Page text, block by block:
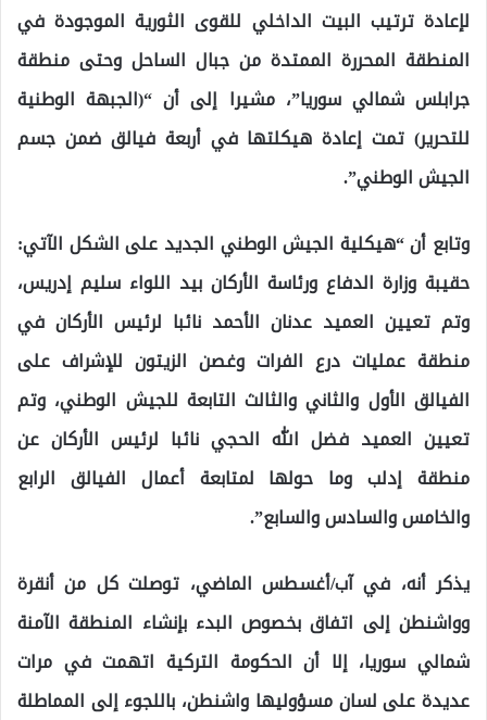
لإعادة ترتيب البيت الداخلي للقوى الثورية الموجودة في
المنطقة المحررة الممتدة من جبال الساحل وحتى منطقة
جرابلس شمالي سوريا”، مشيرا إلى أن “(الجبهة الوطنية
للتحرير) تمت إعادة هيكلتها في أربعة فيالق ضمن جسم
الجيش الوطني”.
وتابع أن “هيكلية الجيش الوطني الجديد على الشكل الآتي:
حقيبة وزارة الدفاع ورئاسة الأركان بيد اللواء سليم إدريس،
وتم تعيين العميد عدنان الأحمد نائبا لرئيس الأركان في
منطقة عمليات درع الفرات وغصن الزيتون للإشراف على
الفيالق الأول والثاني والثالث التابعة للجيش الوطني، وتم
تعيين العميد فضل الله الحجي نائبا لرئيس الأركان عن
منطقة إدلب وما حولها لمتابعة أعمال الفيالق الرابع
والخامس والسادس والسابع”.
يذكر أنه، في آب/أغسطس الماضي، توصلت كل من أنقرة
وواشنطن إلى اتفاق بخصوص البدء بإنشاء المنطقة الآمنة
شمالي سوريا، إلا أن الحكومة التركية اتهمت في مرات
عديدة على لسان مسؤوليها واشنطن، باللجوء إلى المماطلة